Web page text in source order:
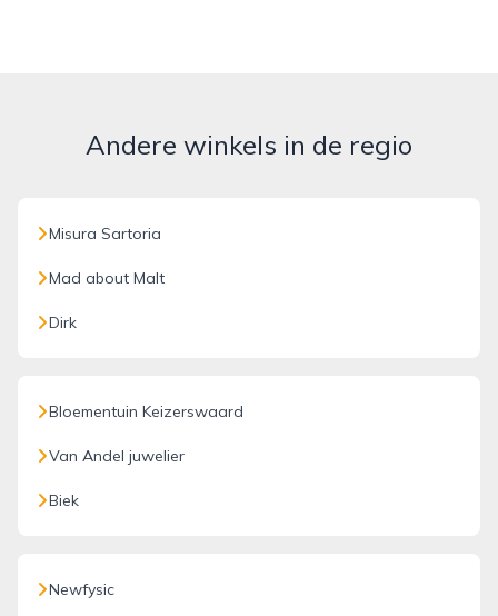
Andere winkels in de regio
Misura Sartoria
Mad about Malt
Dirk
Bloementuin Keizerswaard
Van Andel juwelier
Biek
Newfysic